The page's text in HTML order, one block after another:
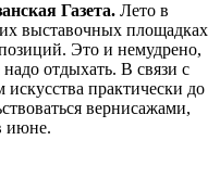
Газета. Лето в
выставочных площадках
Это и немудрено,
отдыхать. В связи с
практически до
вернисажами,
июне.